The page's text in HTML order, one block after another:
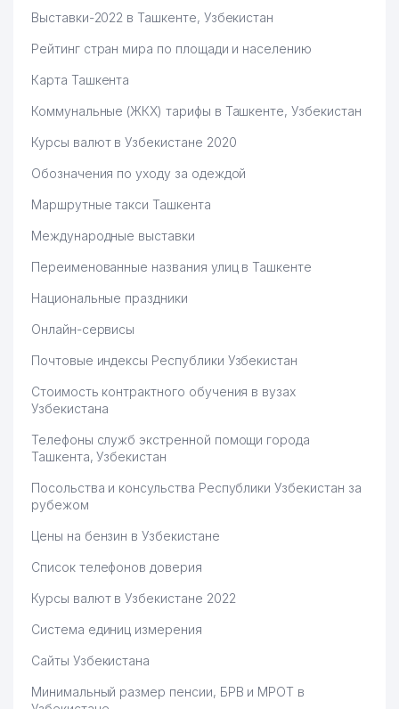
57 TOSHTEKS ООО
MARKAZI ООО
363 м
60 PALISANDR ООО
61
КОЖНО-ВЕНЕРОЛОГИЧЕСКИЙ
ДИСПАНСЕР АЛМАЗАРСКОГО
РАЙОНОВ
62
KORINEXUZ INTERNATIONAL
370 м
GLOBAL ENERGY ООО
65 EMAN ООО 384 м
67 HOME STYLE ЧП
68 ECO SANTEX ООО 421 м
SUPER DVERI ООО
70 SHAMS TEKS BIZNES ООО
71 SIGNALIZATSIYA BARS ООО
72 SHINKONTRAKTTORG ООО
73 FULL HOUSE TASHKENT ООО
74 EMAN ЧП
Выставки-2022 в Ташкенте, Узбекистан
Рейтинг стран мира по площади и населению
Карта Ташкента
Коммунальные (ЖКХ) тарифы в Ташкенте, Узбекистан
Курсы валют в Узбекистане 2020
Обозначения по уходу за одеждой
Маршрутные такси Ташкента
Международные выставки
Переименованные названия улиц в Ташкенте
Национальные праздники
Онлайн-сервисы
Почтовые индексы Республики Узбекистан
Стоимость контрактного обучения в вузах
Узбекистана
Телефоны служб экстренной помощи города
Ташкента, Узбекистан
Посольства и консульства Республики Узбекистан за
рубежом
Цены на бензин в Узбекистане
Список телефонов доверия
Курсы валют в Узбекистане 2022
Система единиц измерения
Сайты Узбекистана
Минимальный размер пенсии, БРВ и МРОТ в